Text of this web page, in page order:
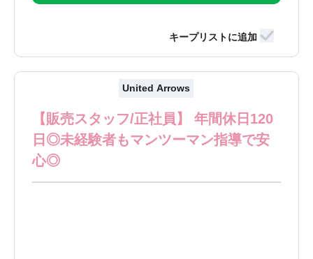
United Arrows
【販売スタッフ/正社員】 年間休日120
日◎未経験者もマンツーマン指導で安
心◎